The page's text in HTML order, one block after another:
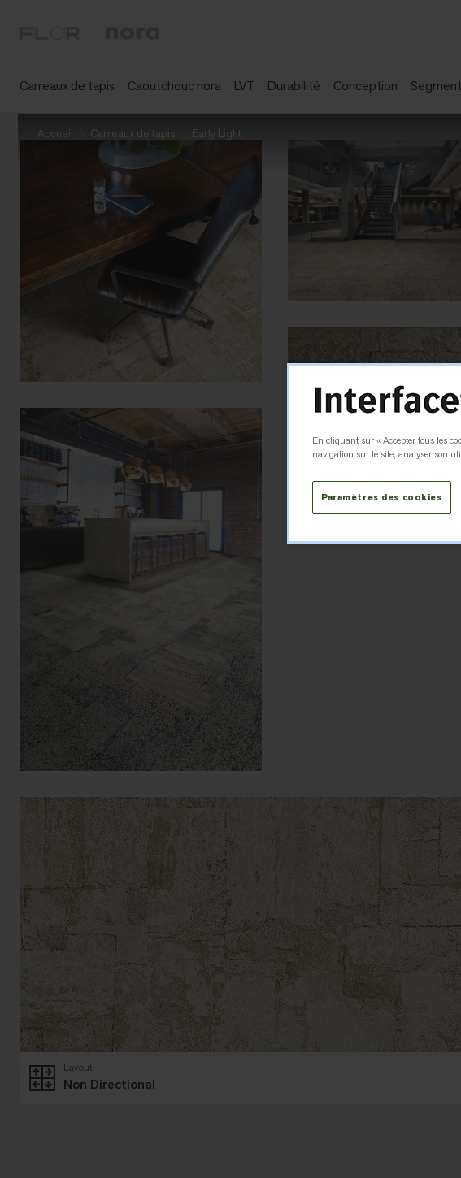
Carreaux de tapis Caoutchouc nora LVT Durabilité Conception
Accueil Carreaux de tapis Early Light
Non Directional
Layout
En cliquant sur « Accepter tous les
navigation sur le site, analyser son
Paramètres des cookies